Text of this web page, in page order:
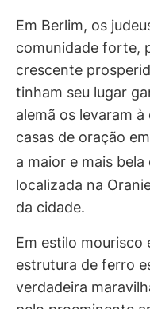
Em Berlim, os
comunidade forte,
crescente
tinham seu lugar
alemã os levaram
casas de oração
a maior e mais bela
localizada na
da cidade.
Em estilo mourisco
estrutura de ferro
verdadeira